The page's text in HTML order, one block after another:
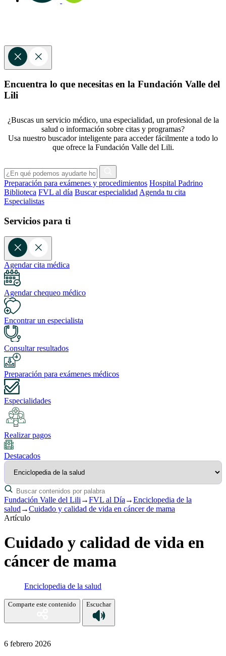
Encuentra lo que necesitas en la Fundación Valle del
Lili
¿Buscas un servicio médico, una especialidad, un profesional de la
salud o información sobre citas y programas?
Usa nuestro buscador inteligente para acceder fácilmente a todo lo
que ofrece la Fundación Valle del Lili.
Preparación para exámenes y procedimientos Hospital Padrino
Biblioteca FVL al día Buscar especialidad Agenda tu cita
Especialistas
Servicios para ti
Agendar cita médica
Agendar chequeo médico
Encontrar un especialista
Consultar resultados
Preparación para exámenes médicos
Especialidades
Realizar pagos
Destacados
Fundación Valle del Lili →FVL al Día →Enciclopedia de la
salud →Cuidado y calidad de vida en cáncer de mama
Artículo
Cuidado y calidad de vida en
cáncer de mama
Enciclopedia de la salud
Comparte este contenido Escuchar
6 febrero 2026